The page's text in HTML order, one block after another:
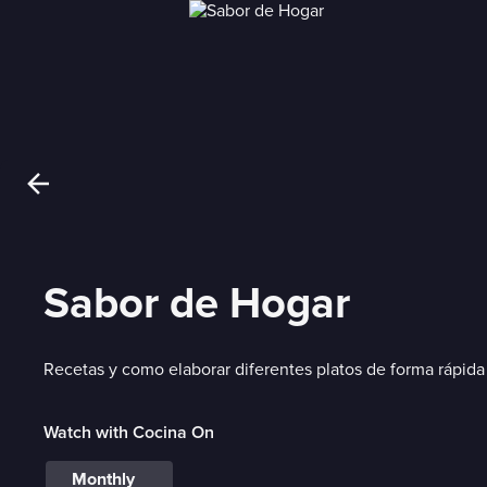
Sabor de Hogar
Recetas y como elaborar diferentes platos de forma
Watch with Cocina On
Monthly